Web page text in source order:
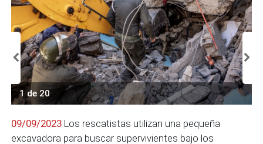
1 de 20
09/09/2023 Los rescatistas utilizan una pequeña
excavadora para buscar supervivientes bajo los